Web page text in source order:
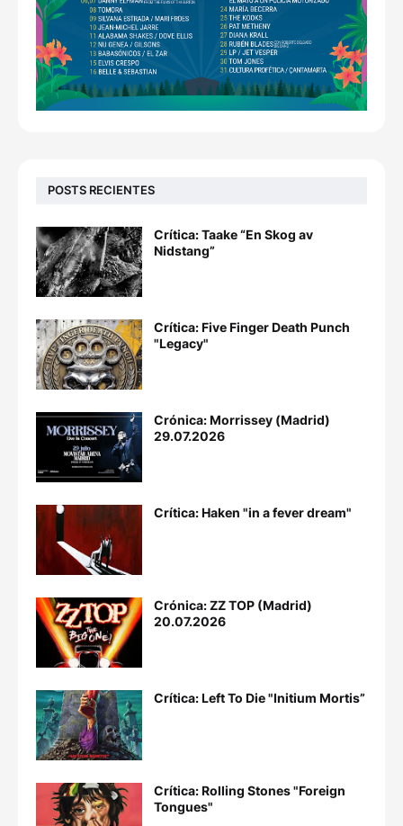
POSTS RECIENTES
Crítica: Taake “En Skog av
Nidstang”
Crítica: Five Finger Death Punch
"Legacy"
Crónica: Morrissey (Madrid)
29.07.2026
Crítica: Haken "in a fever dream"
Crónica: ZZ TOP (Madrid)
20.07.2026
Crítica: Left To Die "Initium Mortis”
Crítica: Rolling Stones "Foreign
Tongues"